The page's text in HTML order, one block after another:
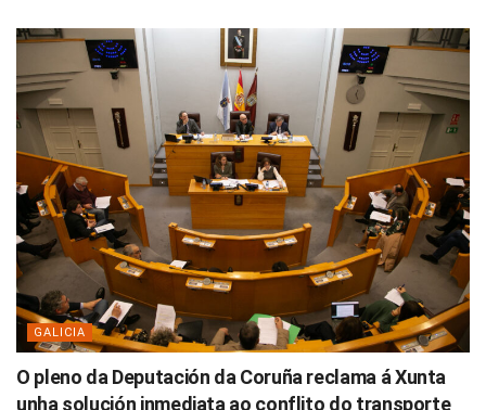
GALICIA
O pleno da Deputación da Coruña reclama á Xunta
unha solución inmediata ao conflito do transporte